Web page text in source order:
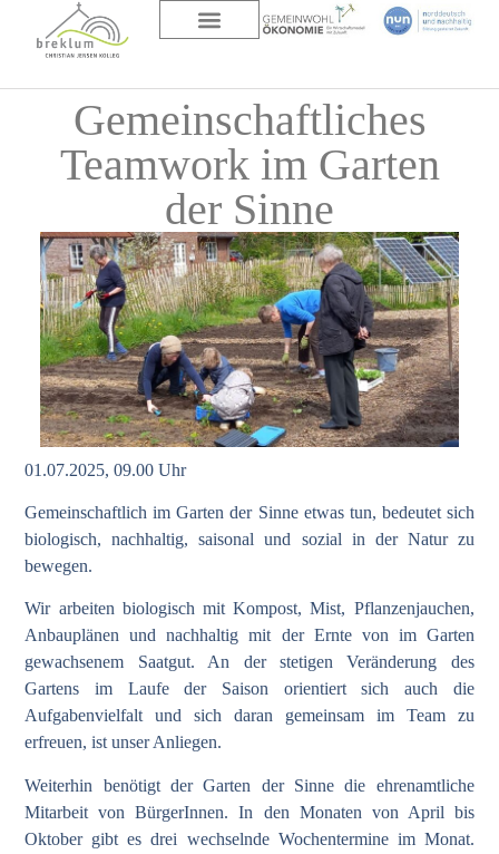
Gemeinschaftliches
Teamwork im Garten
der Sinne
01.07.2025, 09.00 Uhr
Gemeinschaftlich im Garten der Sinne etwas tun, bedeutet sich
biologisch, nachhaltig, saisonal und sozial in der Natur zu
bewegen.
Wir arbeiten biologisch mit Kompost, Mist, Pflanzenjauchen,
Anbauplänen und nachhaltig mit der Ernte von im Garten
gewachsenem Saatgut. An der stetigen Veränderung des
Gartens im Laufe der Saison orientiert sich auch die
Aufgabenvielfalt und sich daran gemeinsam im Team zu
erfreuen, ist unser Anliegen.
Weiterhin benötigt der Garten der Sinne die ehrenamtliche
Mitarbeit von BürgerInnen. In den Monaten von April bis
Oktober gibt es drei wechselnde Wochentermine im Monat.